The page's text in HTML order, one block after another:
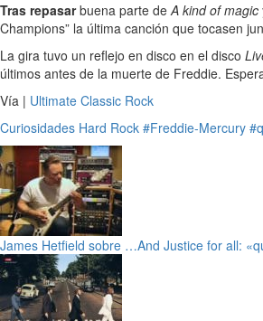
Tras repasarbuena parte deA kind of magic
Champions” la última canción que tocasen
La gira tuvo un reflejo en disco en el disco
últimos antes de la muerte de Freddie.
Vía | Ultimate Classic Rock
Curiosidades Hard Rock #Freddie-Mercury
James Hetfield sobre …And Justice for all: